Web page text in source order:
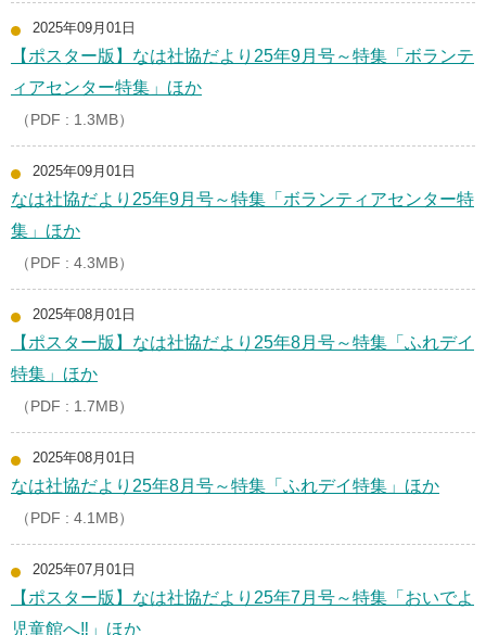
2025年09月01日
【ポスター版】なは社協だより25年9月号～特集「ボランテ
ィアセンター特集」ほか
（PDF : 1.3MB）
2025年09月01日
なは社協だより25年9月号～特集「ボランティアセンター特
集」ほか
（PDF : 4.3MB）
2025年08月01日
【ポスター版】なは社協だより25年8月号～特集「ふれデイ
特集」ほか
（PDF : 1.7MB）
2025年08月01日
なは社協だより25年8月号～特集「ふれデイ特集」ほか
（PDF : 4.1MB）
2025年07月01日
【ポスター版】なは社協だより25年7月号～特集「おいでよ
児童館へ‼」ほか